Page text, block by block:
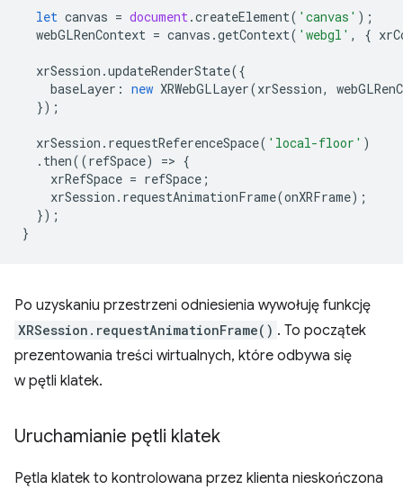
let canvas = document.createElement( 'canvas' );
webGLRenContext = canvas .getContext( 'webgl' , {
xrSession .updateRenderState({
baseLayer : new XRWebGLLayer(xrSession,
});
xrSession . requestReferenceSpace( 'local-floor' )
. then((refSpace) => {
xrRefSpace = refSpace ;
xrSession . requestAnimationFrame(onXRFrame);
});
}
Po uzyskaniu przestrzeni odniesienia wywołuję funkcję
XRSession.requestAnimationFrame() . To początek
prezentowania treści wirtualnych, które odbywa się
w pętli klatek.
Uruchamianie pętli klatek
Pętla klatek to kontrolowana przez klienta nieskończona